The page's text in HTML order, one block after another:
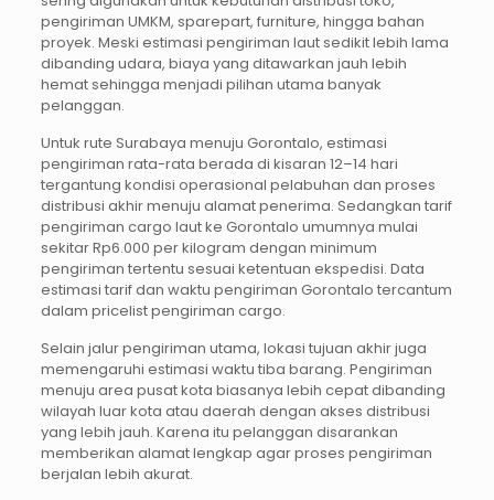
pengiriman UMKM, sparepart, furniture, hingga bahan
proyek. Meski estimasi pengiriman laut sedikit lebih lama
dibanding udara, biaya yang ditawarkan jauh lebih
hemat sehingga menjadi pilihan utama banyak
pelanggan.
Untuk rute Surabaya menuju Gorontalo, estimasi
pengiriman rata-rata berada di kisaran 12–14 hari
tergantung kondisi operasional pelabuhan dan proses
distribusi akhir menuju alamat penerima. Sedangkan tarif
pengiriman cargo laut ke Gorontalo umumnya mulai
sekitar Rp6.000 per kilogram dengan minimum
pengiriman tertentu sesuai ketentuan ekspedisi. Data
estimasi tarif dan waktu pengiriman Gorontalo tercantum
dalam pricelist pengiriman cargo.
Selain jalur pengiriman utama, lokasi tujuan akhir juga
memengaruhi estimasi waktu tiba barang. Pengiriman
menuju area pusat kota biasanya lebih cepat dibanding
wilayah luar kota atau daerah dengan akses distribusi
yang lebih jauh. Karena itu pelanggan disarankan
memberikan alamat lengkap agar proses pengiriman
berjalan lebih akurat.